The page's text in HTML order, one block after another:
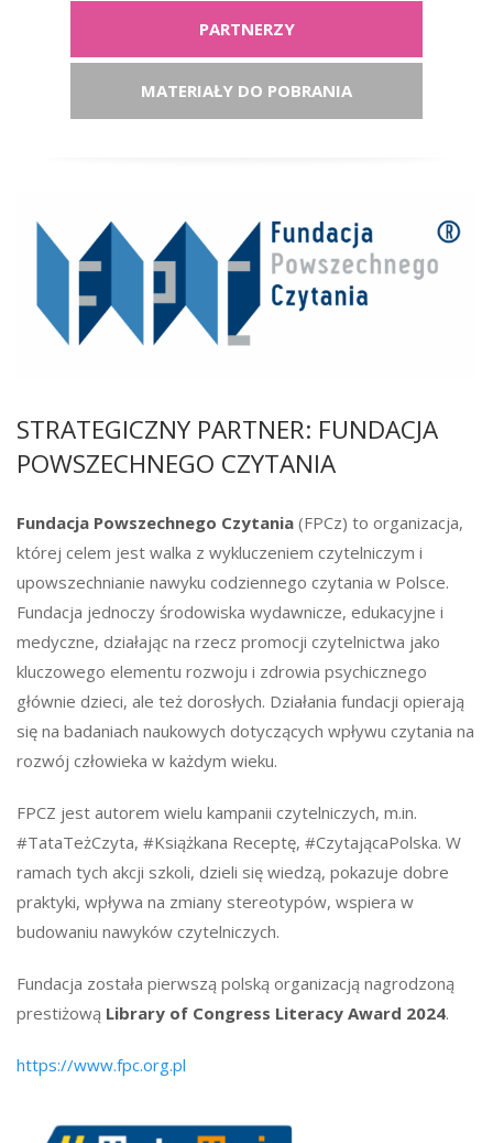
PARTNERZY
MATERIAŁY DO POBRANIA
STRATEGICZNY PARTNER: FUNDACJA
POWSZECHNEGO CZYTANIA
Fundacja Powszechnego Czytania (FPCz) to organizacja,
której celem jest walka z wykluczeniem czytelniczym i
upowszechnianie nawyku codziennego czytania w Polsce.
Fundacja jednoczy środowiska wydawnicze, edukacyjne i
medyczne, działając na rzecz promocji czytelnictwa jako
kluczowego elementu rozwoju i zdrowia psychicznego
głównie dzieci, ale też dorosłych. Działania fundacji opierają
się na badaniach naukowych dotyczących wpływu czytania na
rozwój człowieka w każdym wieku.
FPCZ jest autorem wielu kampanii czytelniczych, m.in.
#TataTeżCzyta, #Książkana Receptę, #CzytającaPolska. W
ramach tych akcji szkoli, dzieli się wiedzą, pokazuje dobre
praktyki, wpływa na zmiany stereotypów, wspiera w
budowaniu nawyków czytelniczych.
Fundacja została pierwszą polską organizacją nagrodzoną
prestiżową Library of Congress Literacy Award 2024.
https://www.fpc.org.pl